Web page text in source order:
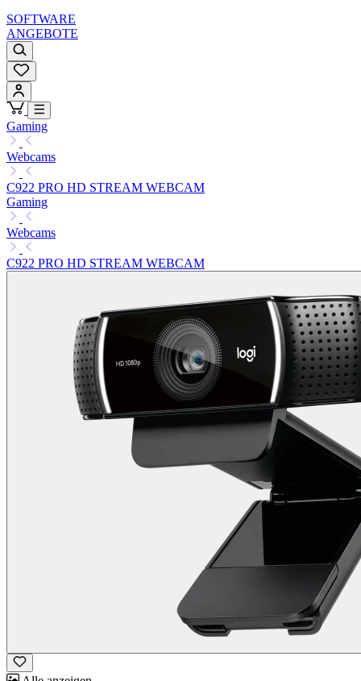
SOFTWARE
ANGEBOTE
Gaming
Webcams
C922 PRO HD STREAM WEBCAM
Gaming
Webcams
C922 PRO HD STREAM WEBCAM